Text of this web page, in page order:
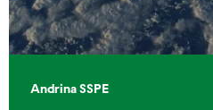
Andrina SSPE